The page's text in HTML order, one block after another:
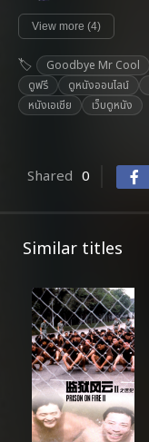
View more (4)
Goodbye Mr Cool
ดูฟรี
ดูหนังออนไลน์
หนังเอเชีย
เว็บดูหนัง
Shared 0
Similar titles